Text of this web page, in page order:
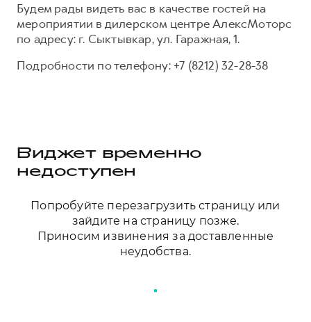
Будем рады видеть вас в качестве гостей на
мероприятии в дилерском центре АлексМоторс
по адресу: г. Сыктывкар, ул. Гаражная, 1.
Подробности по телефону: +7 (8212) 32-28-38
Виджет временно
недоступен
Попробуйте перезагрузить страницу или
зайдите на страницу позже.
Приносим извинения за доставленные
неудобства.
ПЕРЕЗАГРУЗИТЬ СТРАНИЦУ